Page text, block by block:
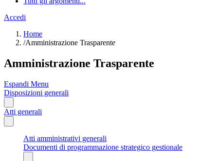
Accedi
Home
/Amministrazione Trasparente
Amministrazione Trasparente
Espandi Menu
Disposizioni generali
Atti generali
Atti amministrativi generali
Documenti di programmazione strategico gestionale